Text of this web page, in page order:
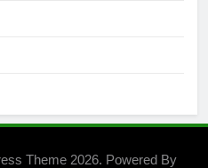
Theme 2026. Powered By